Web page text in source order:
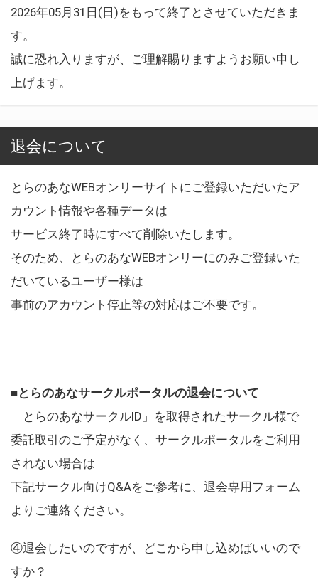
2026年05月31日(日)をもって終了とさせていただきま
す。
誠に恐れ入りますが、ご理解賜りますようお願い申し
上げます。
退会について
とらのあなWEBオンリーサイトにご登録いただいたア
カウント情報や各種データは
サービス終了時にすべて削除いたします。
そのため、とらのあなWEBオンリーにのみご登録いた
だいているユーザー様は
事前のアカウント停止等の対応はご不要です。
■とらのあなサークルポータルの退会について
「とらのあなサークルID」を取得されたサークル様で
委託取引のご予定がなく、サークルポータルをご利用
されない場合は
下記サークル向けQ&Aをご参考に、退会専用フォーム
よりご連絡ください。
④退会したいのですが、どこから申し込めばいいので
すか？